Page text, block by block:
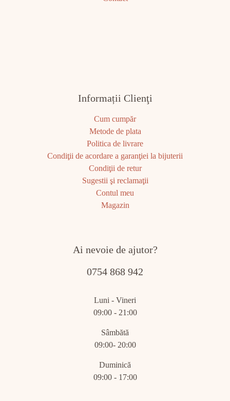
Informații Clienţi
Cum cumpăr
Metode de plata
Politica de livrare
Condiţii de acordare a garanţiei la bijuterii
Condiţii de retur
Sugestii şi reclamaţii
Contul meu
Magazin
Ai nevoie de ajutor?
0754 868 942
Luni - Vineri
09:00 - 21:00
Sâmbătă
09:00- 20:00
Duminică
09:00 - 17:00